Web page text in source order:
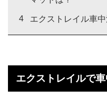
エクストレイル車
エクストレイルで